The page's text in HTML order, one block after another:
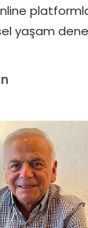
yaşam